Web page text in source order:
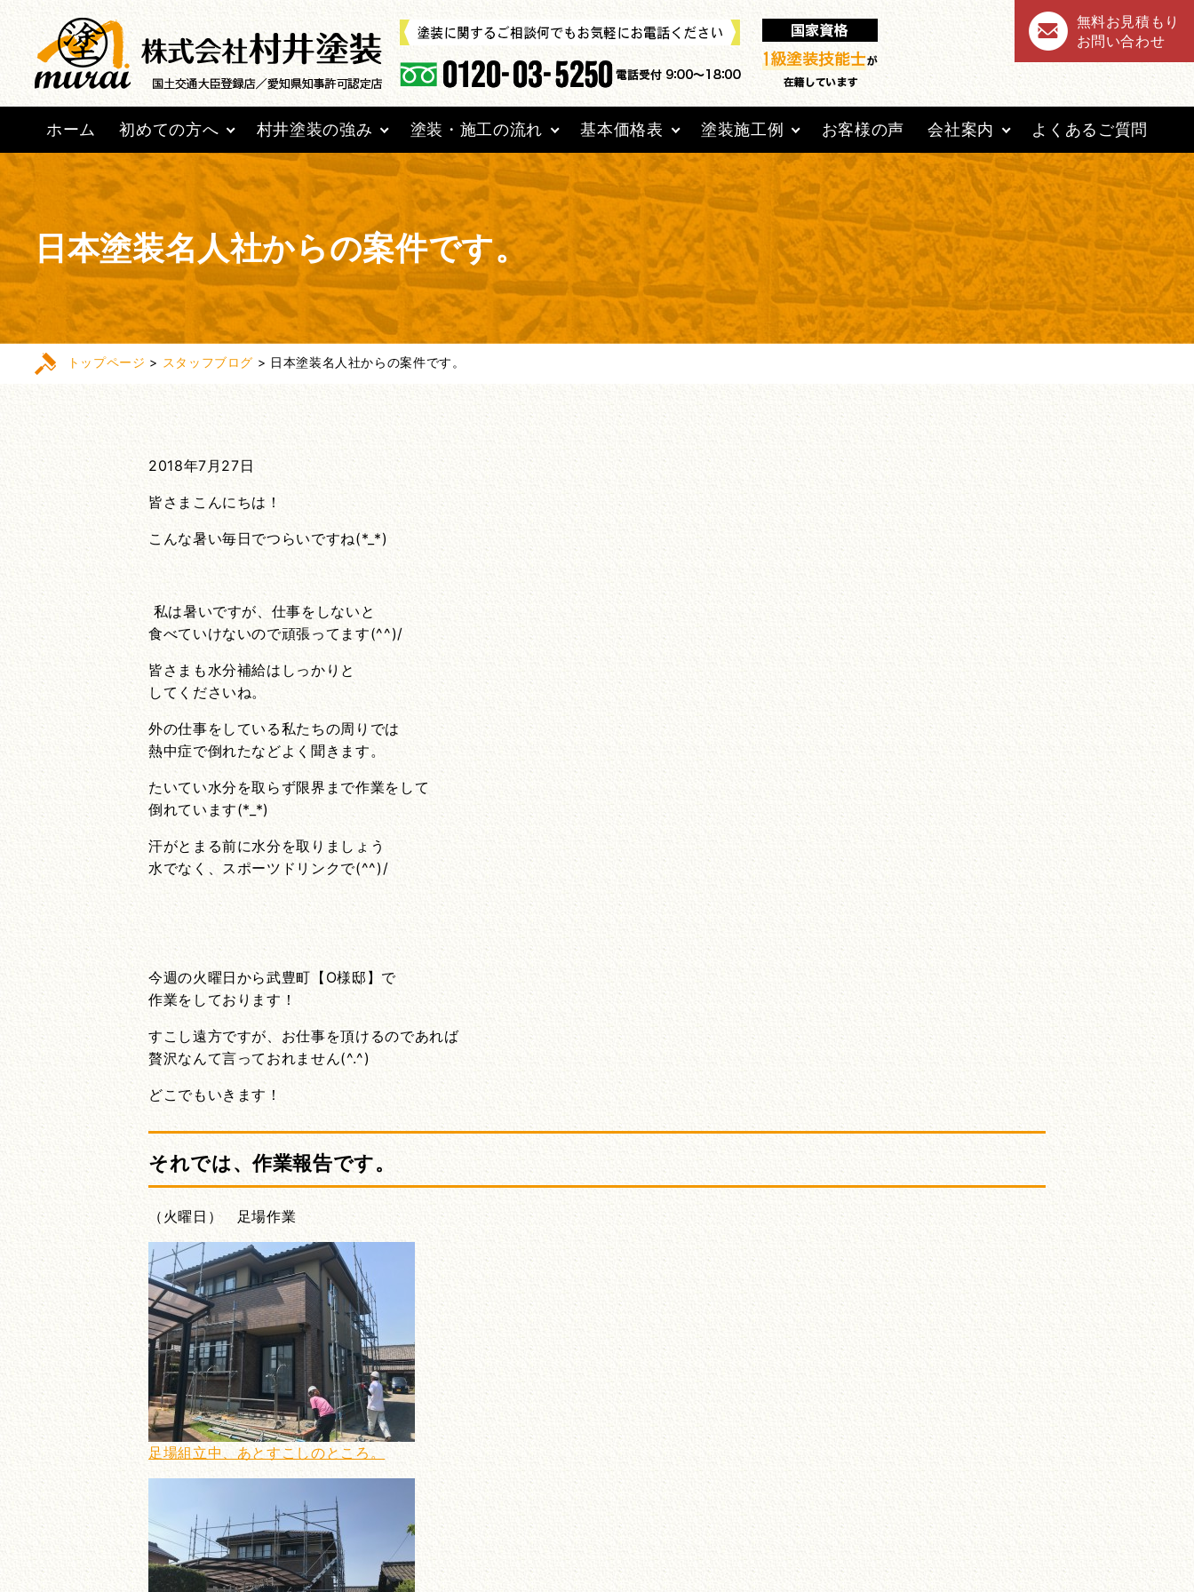
無料お見積もり
お問い合わせ
ホーム 初めての方へ 村井塗装の強み 塗装・施工の流れ 基本価格表 塗装施工例 お客様の声 会社案内 よくあるご質問
日本塗装名人社からの案件です。
トップページ > スタッフブログ > 日本塗装名人社からの案件です。
2018年7月27日
皆さまこんにちは！
こんな暑い毎日でつらいですね(*_*)
私は暑いですが、仕事をしないと
食べていけないので頑張ってます(^^)/
皆さまも水分補給はしっかりと
してくださいね。
外の仕事をしている私たちの周りでは
熱中症で倒れたなどよく聞きます。
たいてい水分を取らず限界まで作業をして
倒れています(*_*)
汗がとまる前に水分を取りましょう
水でなく、スポーツドリンクで(^^)/
今週の火曜日から武豊町【O様邸】で
作業をしております！
すこし遠方ですが、お仕事を頂けるのであれば
贅沢なんて言っておれません(^.^)
どこでもいきます！
それでは、作業報告です。
（火曜日） 足場作業
足場組立中、あとすこしのところ。